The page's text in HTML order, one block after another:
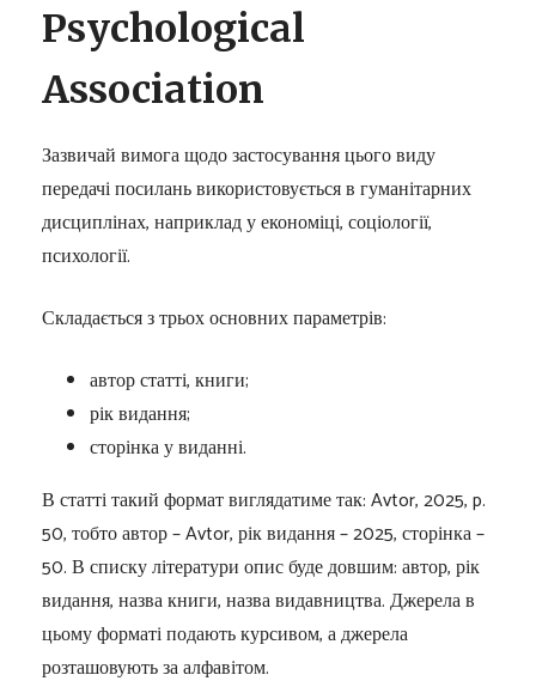
Psychological
Association
Зазвичай вимога щодо застосування цього виду
передачі посилань використовується в гуманітарних
дисциплінах, наприклад у економіці, соціології,
психології.
Складається з трьох основних параметрів:
автор статті, книги;
рік видання;
сторінка у виданні.
В статті такий формат виглядатиме так: Avtor, 2025, p.
50, тобто автор – Avtor, рік видання – 2025, сторінка –
50. В списку літератури опис буде довшим: автор, рік
видання, назва книги, назва видавництва. Джерела в
цьому форматі подають курсивом, а джерела
розташовують за алфавітом.